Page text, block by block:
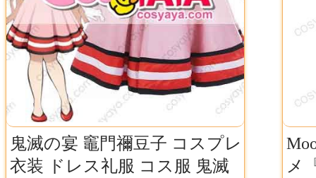
鬼滅の宴 竈門禰豆子 コスプレ
衣装 ドレス礼服 コス服 鬼滅
メ